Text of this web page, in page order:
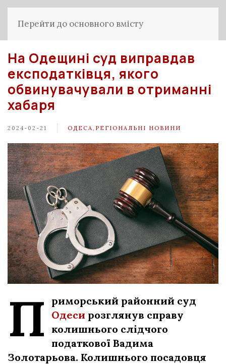
Перейти до основного вмісту
На Одещині суд виправдав
експодатківця, якого
обвинувачували в отриманні
хабаря
2024-02-21 ОДЕСА РЕГІОНАЛЬНІ НОВИНИ
П
риморський районний суд
Одеси розглянув справу
колишнього слідчого
податкової Вадима
Золотарьова. Колишнього посадовця